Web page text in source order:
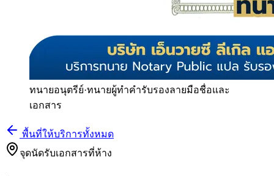
ทนายอนุตรีย์·ทนายผู้ทำคำรับรองลายมือชื่อและ
เอกสาร
พื้นที่ให้บริการทั้งหมด
จุดนัดรับเอกสารที่ห้าง